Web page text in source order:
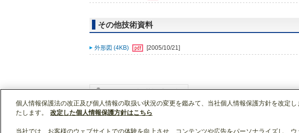
その他技術資料
外形図 (4KB) [2005/10/21]
WIN2Kトップ 製品情報
個人情報保護法の改正及び個人情報の取扱い状況の変更を鑑みて、当社個人情報保護方針を改定
たします。
改定した個人情報保護方針はこちら
当社では、お客様のウェブサイトでの体験を向上させ、コンテンツや広告をパーソナライズし、ウ